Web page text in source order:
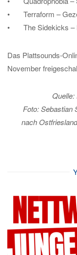
• Terraform –
• The Sidekicks –
Das Plattsounds-
November
Foto: Sebastian
nach